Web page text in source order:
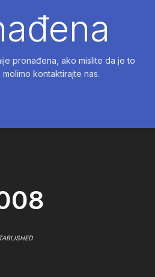
pronađena, ako mislite da je to
kontaktirajte nas.